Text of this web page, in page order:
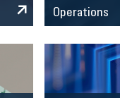
Operations